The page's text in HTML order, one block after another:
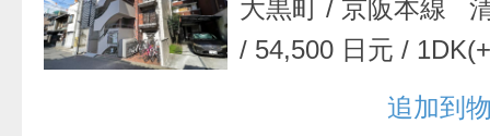
大黒町/ 京阪本線
/ 54,500 日元/
追加到